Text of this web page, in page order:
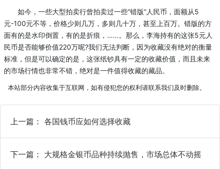
如今，一些大型拍卖行曾拍卖过一些“错版”人民币，面额从5
元-100元不等，价格少则几万，多则几十万，甚至上百万。错版的方
面有的是水印倒置，有的是折痕，……。那么，李海持有的这张5元人
民币是否能够价值220万呢?我们无法判断，因为收藏没有绝对的衡量
标准，但是可以确定的是，这张纸钞具有一定的收藏价值，而且未来
的市场行情也非常不错，绝对是一件值得收藏的藏品。
本站部分内容收集于互联网，如有侵犯您的权利请联系我们及时删除。
上一篇： 各国钱币应如何选择收藏
下一篇： 大规格金银币品种持续抛售，市场总体不动摇